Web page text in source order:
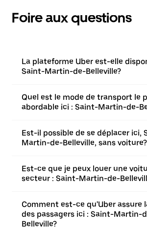
Foire aux questions
La plateforme Uber est-elle
Saint-Martin-de-Belleville?
Quel est le mode de transport le
abordable ici : Saint-Martin-de-
Est-il possible de se déplacer ici,
Martin-de-Belleville, sans voiture?
Est-ce que je peux louer une
secteur : Saint-Martin-de-
Comment est-ce qu'Uber assure
des passagers ici : Saint-Martin-
Belleville?